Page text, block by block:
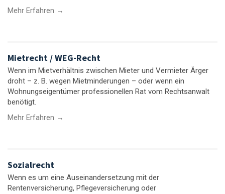
Mehr Erfahren →
Mietrecht / WEG-Recht
Wenn im Mietverhältnis zwischen Mieter und Vermieter Ärger
droht – z. B. wegen Mietminderungen – oder wenn ein
Wohnungseigentümer professionellen Rat vom Rechtsanwalt
benötigt.
Mehr Erfahren →
Sozialrecht
Wenn es um eine Auseinandersetzung mit der
Rentenversicherung, Pflegeversicherung oder